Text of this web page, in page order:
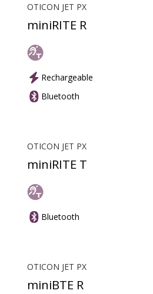
OTICON JET PX
miniRITE R
Rechargeable
Bluetooth
OTICON JET PX
miniRITE T
Bluetooth
OTICON JET PX
miniBTE R